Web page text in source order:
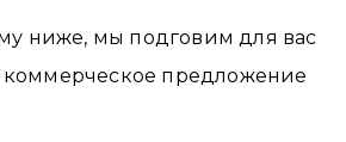
ниже, мы подговим для вас
коммерческое предложение